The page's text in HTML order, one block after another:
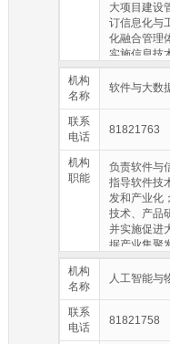
大项目建设
订信息化与
化融合管理
实施信息技
发展规划和
进工作，组
机构
名称
软件与大数
联系
电话
81821763
机构
职能
负责软件与
指导软件技
发和产业化
技术、产品
并实施促进
据产业集聚
发、应用和
和人工智能
加速软件
机构
名称
人工智能与
联系
电话
81821758